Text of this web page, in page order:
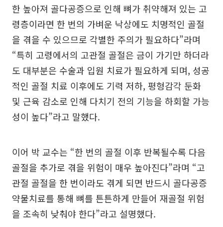
한 높아져 골다공증으로 인해 뼈가 취약해져 있는 고
령층이라면 한 번의 가벼운 낙상에도 치명적인 골절
을 겪을 수 있으므로 각별한 주의가 필요하다”라며
“특히 고령에서의 고관절 골절은 금이 가기만 하더라
도 대부분은 수술과 입원 치료가 필요하게 되며, 성공
적인 골절 치료 이후에도 기력 저하, 평형감각 둔화
및 근육 감소로 인해 다치기 전의 기능을 하회할 가능
성이 높다”라고 말했다.
이어 박 교수는 “한 번의 골절 이후 반복될수록 다음
골절을 추가로 겪을 위험이 매우 높아진다”라며 “고
관절 골절을 한 번이라도 겪게 되면 반드시 골다공증
약물치료를 통해 뼈를 튼튼하게 만들어 재골절 위험
을 조속히 낮춰야 한다”라고 설명했다.